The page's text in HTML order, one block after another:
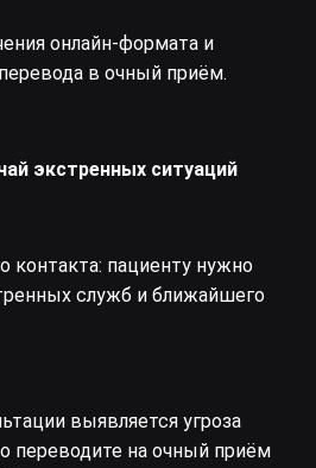
онлайн‑формата и
в очный приём.
экстренных ситуаций
контакта: пациенту нужно
служб и ближайшего
выявляется угроза
переводите на очный приём